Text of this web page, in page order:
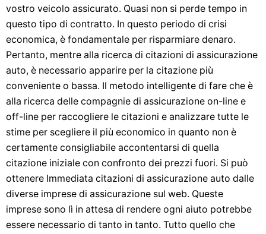
vostro veicolo assicurato. Quasi non si perde tempo in
questo tipo di contratto. In questo periodo di crisi
economica, è fondamentale per risparmiare denaro.
Pertanto, mentre alla ricerca di citazioni di assicurazione
auto, è necessario apparire per la citazione più
conveniente o bassa. Il metodo intelligente di fare che è
alla ricerca delle compagnie di assicurazione on-line e
off-line per raccogliere le citazioni e analizzare tutte le
stime per scegliere il più economico in quanto non è
certamente consigliabile accontentarsi di quella
citazione iniziale con confronto dei prezzi fuori. Si può
ottenere Immediata citazioni di assicurazione auto dalle
diverse imprese di assicurazione sul web. Queste
imprese sono lì in attesa di rendere ogni aiuto potrebbe
essere necessario di tanto in tanto. Tutto quello che